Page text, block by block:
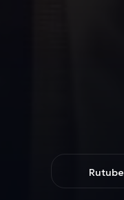
Rutube